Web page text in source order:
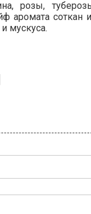
розы,
аромата соткан
мускуса.